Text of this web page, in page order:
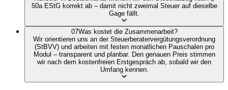
50a EStG korrekt ab – damit nicht zweimal Steuer auf dieselbe
Gage fällt.
07Was kostet die Zusammenarbeit?
Wir orientieren uns an der Steuerberatervergütungsverordnung
(StBVV) und arbeiten mit festen monatlichen Pauschalen pro
Modul – transparent und planbar. Den genauen Preis stimmen
wir nach dem kostenfreien Erstgespräch ab, sobald wir den
Umfang kennen.